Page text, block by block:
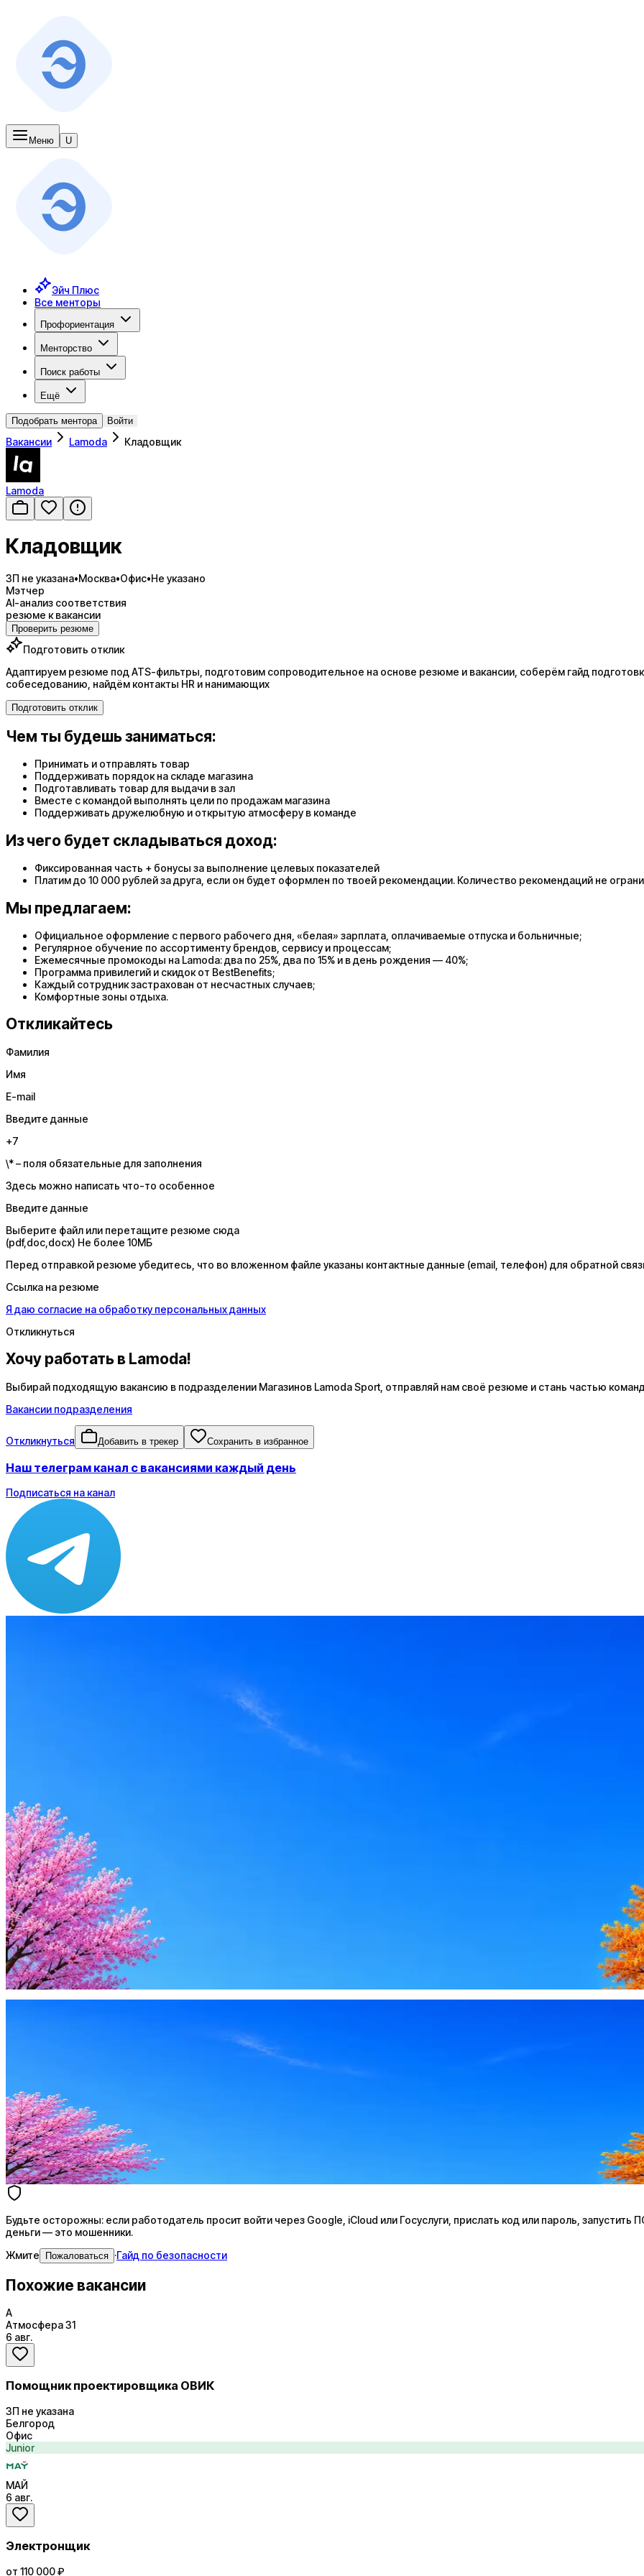
Меню U
Эйч Плюс
Все менторы
Профориентация
Менторство
Поиск работы
Ещё
Подобрать ментора Войти
Вакансии Lamoda Кладовщик
Lamoda
Кладовщик
ЗП не указана•Москва•Офис•Не указано
Мэтчер
AI-анализ соответствия
резюме к вакансии
Проверить резюме
Подготовить отклик
Адаптируем резюме под ATS-фильтры, подготовим сопроводительное на основе резюме и вакансии, соберём гайд
собеседованию, найдём контакты HR и нанимающих
Подготовить отклик
Чем ты будешь заниматься:
Принимать и отправлять товар
Поддерживать порядок на складе магазина
Подготавливать товар для выдачи в зал
Вместе с командой выполнять цели по продажам магазина
Поддерживать дружелюбную и открытую атмосферу в команде
Из чего будет складываться доход:
Фиксированная часть + бонусы за выполнение целевых показателей
Платим до 10 000 рублей за друга, если он будет оформлен по твоей рекомендации. Количество рекомендаций не
Мы предлагаем:
Официальное оформление с первого рабочего дня, «белая» зарплата, оплачиваемые отпуска и больничные;
Регулярное обучение по ассортименту брендов, сервису и процессам;
Ежемесячные промокоды на Lamoda: два по 25%, два по 15% и в день рождения — 40%;
Программа привилегий и скидок от BestBenefits;
Каждый сотрудник застрахован от несчастных случаев;
Комфортные зоны отдыха.
Откликайтесь
Фамилия
Имя
E-mail
Введите данные
+7
\* – поля обязательные для заполнения
Здесь можно написать что-то особенное
Введите данные
Выберите файл или перетащите резюме сюда
(pdf,doc,docx) Не более 10МБ
Перед отправкой резюме убедитесь, что во вложенном файле указаны контактные данные (email, телефон) для обратной
Ссылка на резюме
Я даю согласие на обработку персональных данных
Откликнуться
Хочу работать в Lamoda!
Выбирай подходящую вакансию в подразделении Магазинов Lamoda Sport, отправляй нам своё резюме и стань частью
Вакансии подразделения
Откликнуться Добавить в трекер Сохранить в избранное
Наш телеграм канал с вакансиями каждый день
Подписаться на канал
AI-адаптация отклика под вакансию
AI генерация сопроводительных писем
4 990 ₽/мес
Купить доступ
Будьте осторожны: если работодатель просит войти через Google, iCloud или Госуслуги, прислать код или пароль, запустить
деньги — это мошенники.
Жмите Пожаловаться ·Гайд по безопасности
Стратегия поиска с AI: рынки, позиции, вилка, каналы
AI-адаптация отклика под вакансию
AI генерация сопроводительных писем
4 990 ₽/мес
Купить доступ
Будьте осторожны: если работодатель просит войти через Google, iCloud или Госуслуги, прислать код или пароль, запустить
деньги — это мошенники.
Жмите
Пожаловаться ·Гайд по безопасности
Похожие вакансии
А
Атмосфера 31
6 авг.
Помощник проектировщика ОВИК
ЗП не указана
Белгород
Офис
Junior
МАЙ
6 авг.
Электронщик
от 110 000 ₽